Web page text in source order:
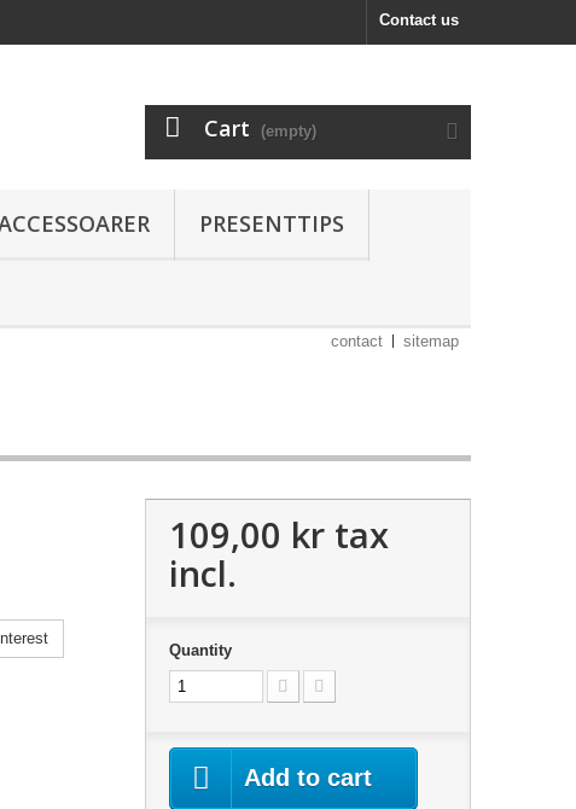
Contact us
Cart (empty)
PRESENTTIPS
contact sitemap
109,00 krtax
incl.
Quantity
Add to cart